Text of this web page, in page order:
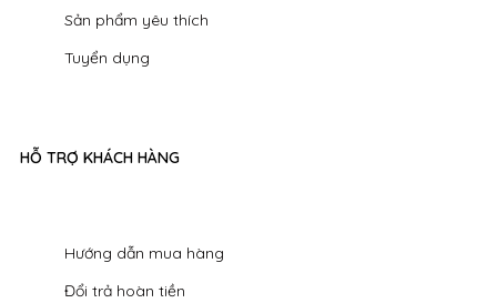
Sản phẩm yêu thích
Tuyển dụng
HỖ TRỢ KHÁCH HÀNG
Hướng dẫn mua hàng
Đổi trả hoàn tiền